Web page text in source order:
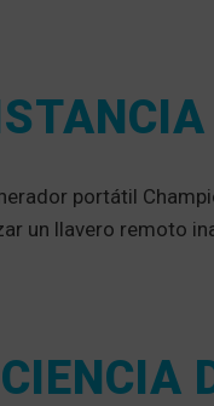
portátil
un llavero remoto